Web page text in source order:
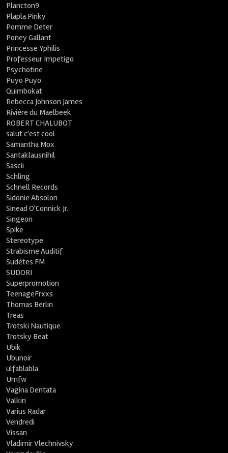
Plancton9
Plapla Pinky
Pomme Deter
Poney Gallant
Princesse Yphilis
Professeur Impetigo
Psychotine
Puyo Puyo
Quimbokat
Rebecca Johnson James
Rivière du Maelbeek
ROBERT CHALUBOT
salut c'est cool
Samantha Mox
Santaklausnihil
Sascii
Schling
Schnell Records
Sidonie Absolon
Sinead O'Connick Jr.
Singeon
Spike
Stereotype
Strabisme Auditif
Sudètes FM
SUDORI
Superpromotion
TeenageFrxxs
Thomas Berlin
Treas
Trotski Nautique
Trotsky Beat
Ubik
Ubunoir
ulfablabla
Umfw
Vagina Dentata
Valkiri
Varius Radar
Vendredi
Vissan
Vladimir Vlechnivsky